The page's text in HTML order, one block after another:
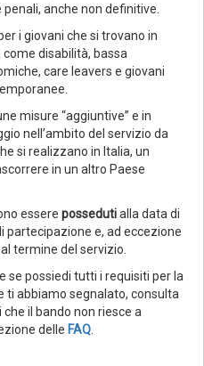
anche non definitive.
i giovani che si trovano in
come disabilità, bassa
care leavers e giovani
misure “aggiuntive” e in
nell’ambito del servizio da
si realizzano in Italia, un
in un altro Paese
essere possedutialla data di
partecipazione e, ad eccezione
termine del servizio.
se possiedi tutti i requisiti per la
ti abbiamo segnalato, consulta
che il bando non riesce a
delle FAQ